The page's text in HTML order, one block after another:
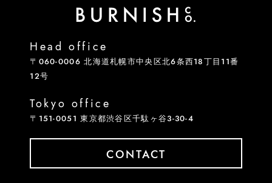
Head office
〒060-0006 北海道札幌市中央区北6条西18丁目11番
12号
Tokyo office
〒151-0051 東京都渋谷区千駄ヶ谷3-30-4
CONTACT